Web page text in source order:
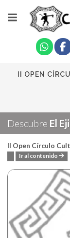
II OPEN
Descubre El
II Open Círculo
Ir al contenido